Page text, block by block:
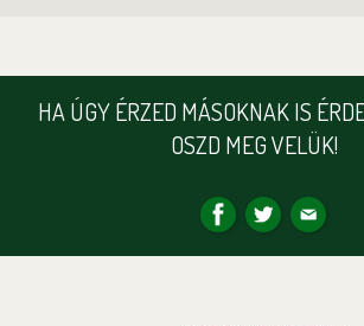
HA ÚGY ÉRZED MÁSOKNAK IS
OSZD MEG VELÜK!